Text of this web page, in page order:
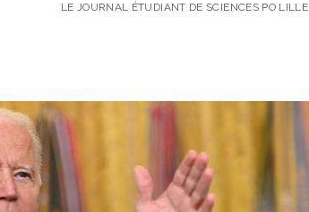
LE JOURNAL ÉTUDIANT DE SCIENCES PO LILLE